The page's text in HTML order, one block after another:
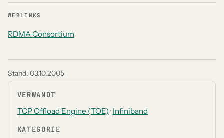
WEBLINKS
RDMA Consortium
Stand: 03.10.2005
VERWANDT
TCP Offload Engine (TOE) · Infiniband
KATEGORIE